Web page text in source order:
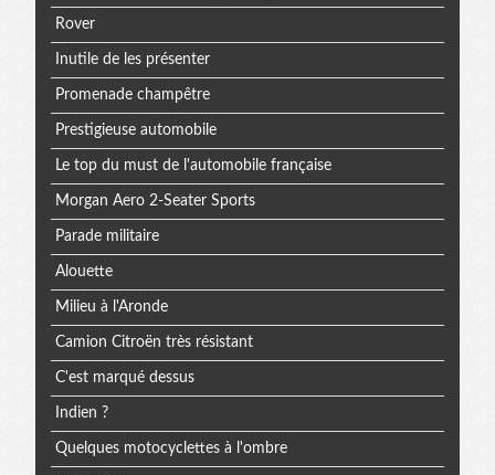
Rover
Inutile de les présenter
Promenade champêtre
Prestigieuse automobile
Le top du must de l'automobile française
Morgan Aero 2-Seater Sports
Parade militaire
Alouette
Milieu à l'Aronde
Camion Citroën très résistant
C'est marqué dessus
Indien ?
Quelques motocyclettes à l'ombre